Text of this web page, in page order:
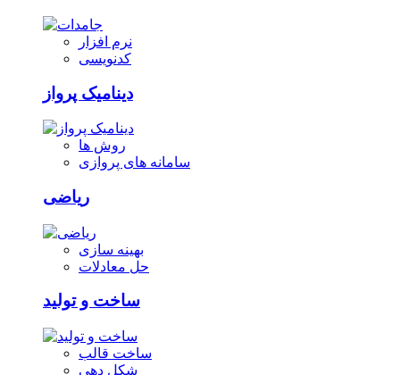
نرم افزار
کدنویسی
دینامیک پرواز
روش ها
سامانه های پروازی
ریاضی
بهینه سازی
حل معادلات
ساخت و تولید
ساخت قالب
شکل دهی